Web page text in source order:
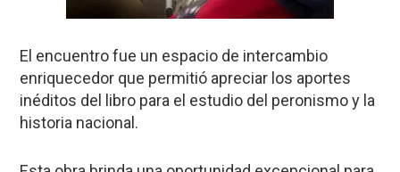
El encuentro fue un espacio de intercambio
enriquecedor que permitió apreciar los aportes
inéditos del libro para el estudio del peronismo y la
historia nacional.